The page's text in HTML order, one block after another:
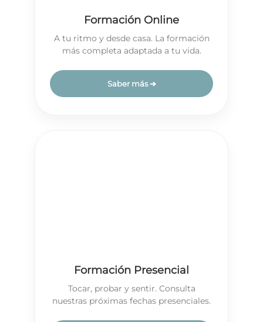
Formación Online
A tu ritmo y desde casa. La formación
más completa adaptada a tu vida.
Saber más ➔
Formación Presencial
Tocar, probar y sentir. Consulta
nuestras próximas fechas presenciales.